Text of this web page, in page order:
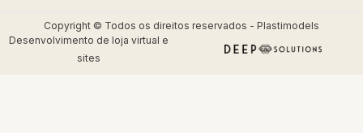
Copyright © Todos os direitos reservados - Plastimodels
Desenvolvimento de loja virtual e
sites